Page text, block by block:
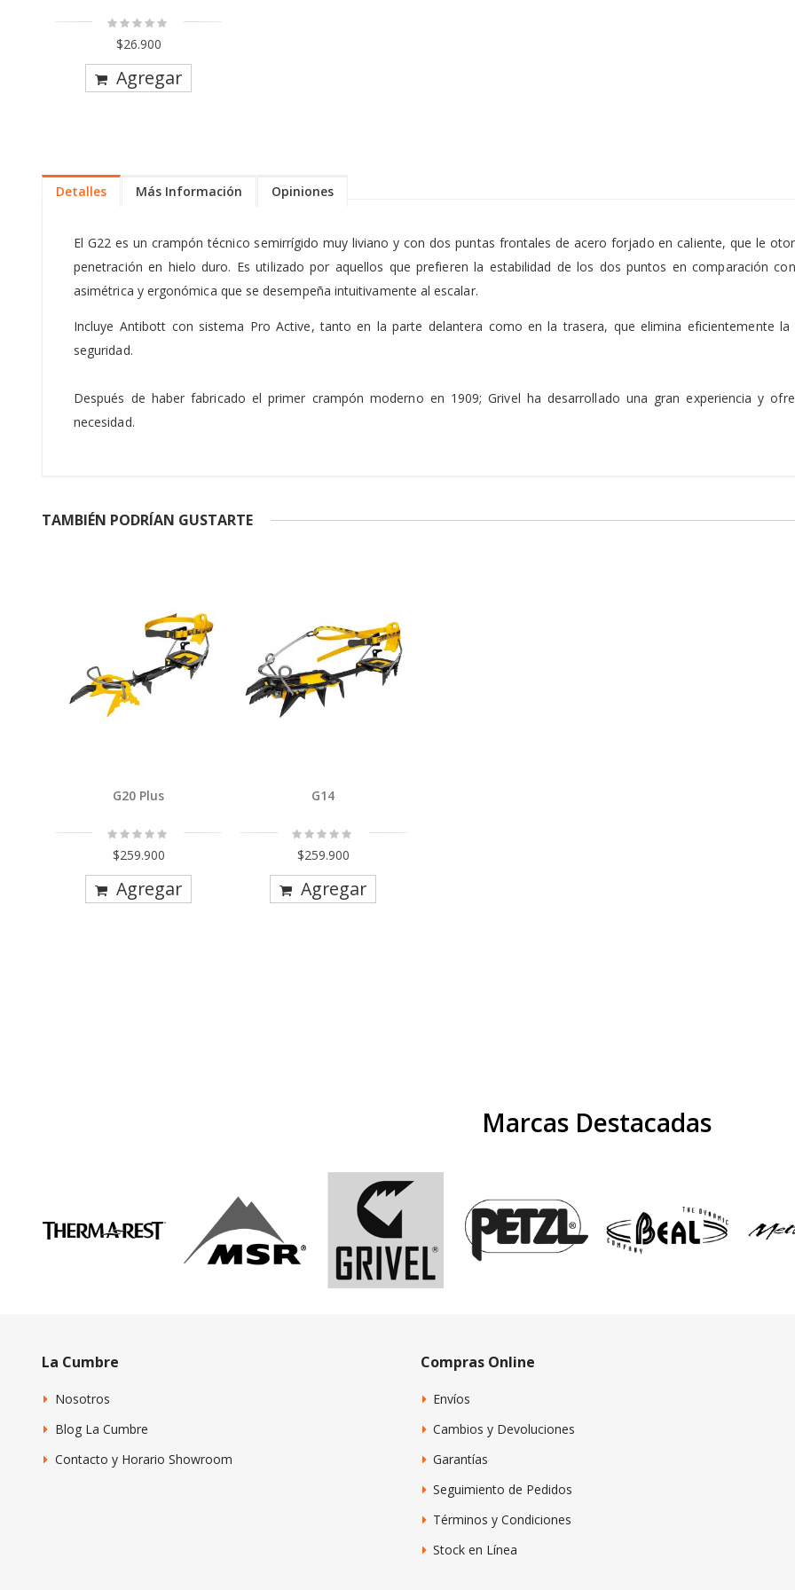
Rating:
$26.900
Agregar
Detalles
El G22 es un crampón técnico semirrígido muy liviano y con dos puntas frontales de acero forjado en caliente, que le
penetración en hielo duro. Es utilizado por aquellos que prefieren la estabilidad de los dos puntos en comparación
asimétrica y ergonómica que se desempeña intuitivamente al escalar.
Incluye Antibott con sistema Pro Active, tanto en la parte delantera como en la trasera, que elimina eficientemente
seguridad.
Después de haber fabricado el primer crampón moderno en 1909; Grivel ha desarrollado una gran experiencia y
necesidad.
Más Información Opiniones
TAMBIÉN PODRÍAN GUSTARTE
G20 Plus
Rating:
0%
$259.900
Agregar
G14
Rating:
0%
$259.900
Agregar
Marcas Destacadas
La Cumbre
Nosotros
Blog La Cumbre
Contacto y Horario Showroom
Compras Online
Envíos
Cambios y Devoluciones
Garantías
Seguimiento de Pedidos
Términos y Condiciones
Stock en Línea